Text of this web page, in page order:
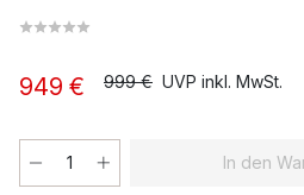
949 € 999 € UVP inkl. MwSt.
In den